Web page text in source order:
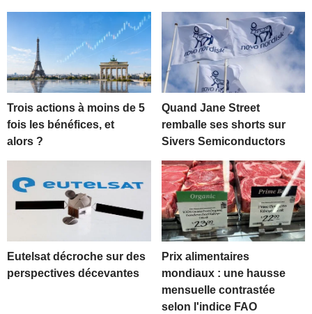
Trois actions à moins de 5
fois les bénéfices, et
alors ?
Quand Jane Street
remballe ses shorts sur
Sivers Semiconductors
Eutelsat décroche sur des
perspectives décevantes
Prix alimentaires
mondiaux : une hausse
mensuelle contrastée
selon l'indice FAO